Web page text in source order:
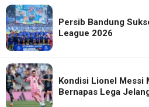
Persib Bandung
League 2026
Kondisi Lionel Messi
Bernapas Lega